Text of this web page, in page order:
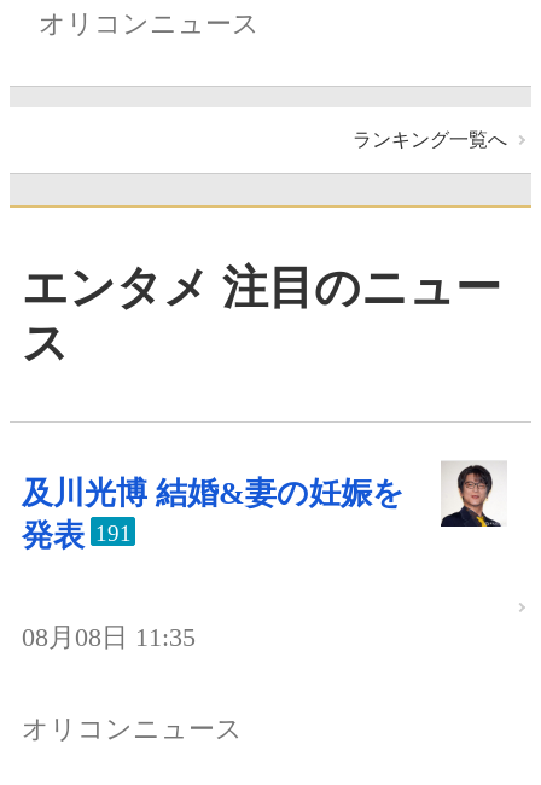
オリコンニュース
ランキング一覧へ
エンタメ 注目のニュー
ス
及川光博 結婚&妻の妊娠を
発表 191
08月08日 11:35
オリコンニュース